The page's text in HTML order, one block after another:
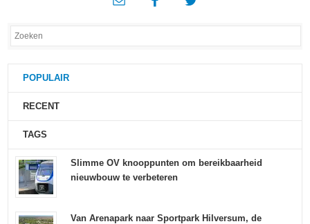
POPULAIR
RECENT
TAGS
Slimme OV knooppunten om bereikbaarheid
nieuwbouw te verbeteren
Van Arenapark naar Sportpark Hilversum, de